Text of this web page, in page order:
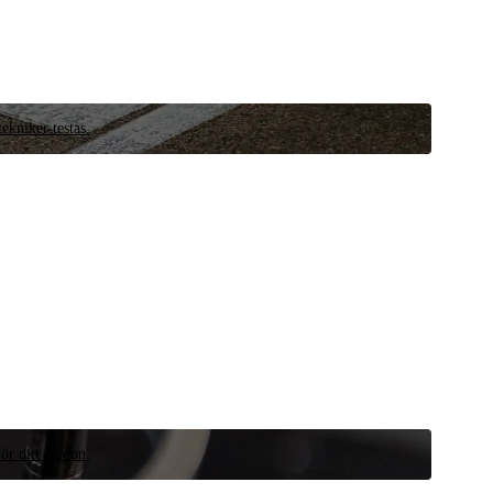
testas.
ditt fordon.